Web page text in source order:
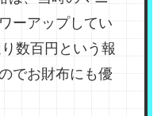
ーアップしてい
数百円という報
でお財布にも優